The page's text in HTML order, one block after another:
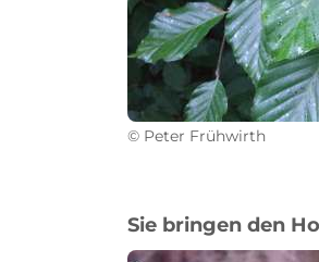
© Peter Frühwirth
Sie bringen den